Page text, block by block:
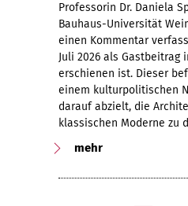
Professorin Dr. Daniela
Bauhaus-Universität
einen Kommentar
Juli 2026 als Gastbeitrag
erschienen ist. Dieser
einem kulturpolitischen
darauf abzielt, die
klassischen Moderne zu
mehr